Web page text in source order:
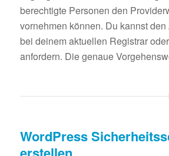
berechtigte Personen den
vornehmen können. Du kannst
bei deinem aktuellen Registrar
anfordern. Die genaue
WordPress